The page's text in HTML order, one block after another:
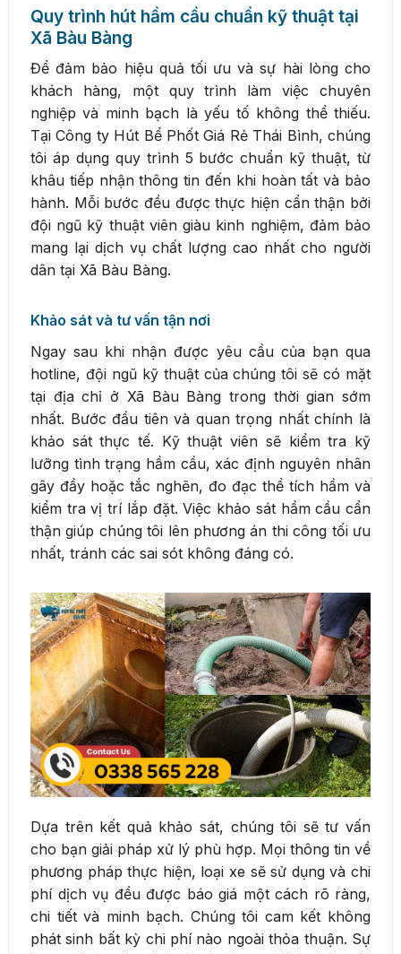
Quy trình hút hầm cầu chuẩn kỹ thuật tại
Xã Bàu Bàng
Để đảm bảo hiệu quả tối ưu và sự hài lòng cho
khách hàng, một quy trình làm việc chuyên
nghiệp và minh bạch là yếu tố không thể thiếu.
Tại Công ty Hút Bể Phốt Giá Rẻ Thái Bình, chúng
tôi áp dụng quy trình 5 bước chuẩn kỹ thuật, từ
khâu tiếp nhận thông tin đến khi hoàn tất và bảo
hành. Mỗi bước đều được thực hiện cẩn thận bởi
đội ngũ kỹ thuật viên giàu kinh nghiệm, đảm bảo
mang lại dịch vụ chất lượng cao nhất cho người
dân tại Xã Bàu Bàng.
Khảo sát và tư vấn tận nơi
Ngay sau khi nhận được yêu cầu của bạn qua
hotline, đội ngũ kỹ thuật của chúng tôi sẽ có mặt
tại địa chỉ ở Xã Bàu Bàng trong thời gian sớm
nhất. Bước đầu tiên và quan trọng nhất chính là
khảo sát thực tế. Kỹ thuật viên sẽ kiểm tra kỹ
lưỡng tình trạng hầm cầu, xác định nguyên nhân
gây đầy hoặc tắc nghẽn, đo đạc thể tích hầm và
kiểm tra vị trí lắp đặt. Việc khảo sát hầm cầu cẩn
thận giúp chúng tôi lên phương án thi công tối ưu
nhất, tránh các sai sót không đáng có.
Dựa trên kết quả khảo sát, chúng tôi sẽ tư vấn
cho bạn giải pháp xử lý phù hợp. Mọi thông tin về
phương pháp thực hiện, loại xe sẽ sử dụng và chi
phí dịch vụ đều được báo giá một cách rõ ràng,
chi tiết và minh bạch. Chúng tôi cam kết không
phát sinh bất kỳ chi phí nào ngoài thỏa thuận. Sự